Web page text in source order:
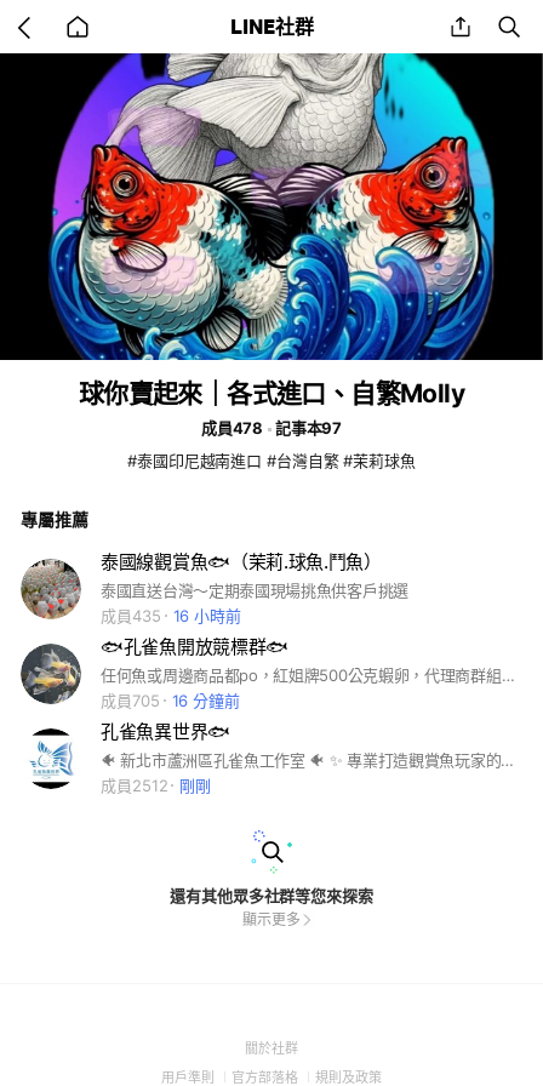
back
to
home
LINE社群 share
球你賣起來｜各式進口、自繁Molly
成員478
記事本97
#泰國印尼越南進口 #台灣自繁 #茉莉球魚
專屬推薦
泰國線觀賞魚🐟（茉莉.球魚.鬥魚）
泰國直送台灣～定期泰國現場挑魚供客戶挑選
成員435
16 小時前
🐟孔雀魚開放競標群🐟
任何魚或周邊商品都po，紅姐牌500公克蝦卵，代理商群組價一包600元， 蝦卵試管1，2.5ML，~🐟 #孔雀魚 #水族用品 #豐年蝦卵
成員705
16 分鐘前
孔雀魚異世界🐟
🐠 新北市蘆洲區孔雀魚工作室 🐠 ✨ 專業打造觀賞魚玩家的理想天堂 ✨ 我們是東南亞孔雀魚專業進口商，也是全台少數以進口孔雀魚為主軸的工作室。無論是新手玩家還是專業繁殖者，這裡都是您挑選頂級觀賞魚的首選地點！ 穩定供應：支持大規模量產，滿足水族館與工作室的需求 🚛 穩定配貨，專業進口 ✈️ 🎯 每月穩定進口3-4箱進口孔雀魚，專屬供應，絕不跟貨 🌟 關於我們： 🔹 直接空運進口：從越南、泰國等地優質魚場精選進口 🔹 專業服務：提供孔雀魚挑選、飼養建議，滿足玩家的繁殖與收藏需求 🔹 品種多元：包含孔雀魚、鬥魚、泰國金魚等東南亞觀賞魚，一應俱全 ✔️ 長期合作：支援水族館、水族工作室，以及個人玩家的繁殖計劃
成員2512
剛剛
還有其他眾多社群等您來探索
顯示更多
關於社群(Open
用戶準則 (Open
官方部落格 (Open
規則及政策(Open